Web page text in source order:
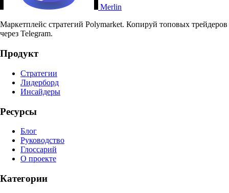
Merlin
Маркетплейс стратегий Polymarket. Копируй топовых трейдеров
через Telegram.
Продукт
Стратегии
Лидерборд
Инсайдеры
Ресурсы
Блог
Руководство
Глоссарий
О проекте
Категории